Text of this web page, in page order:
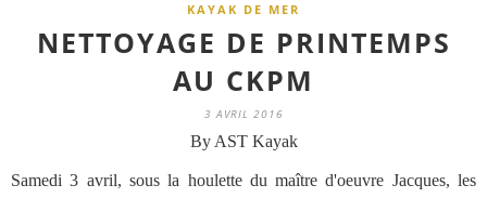
KAYAK DE MER
NETTOYAGE DE PRINTEMPS
AU CKPM
3 AVRIL 2016
By AST Kayak
Samedi 3 avril, sous la houlette du maître d'oeuvre Jacques, les